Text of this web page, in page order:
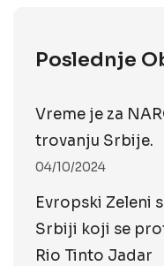
Poslednje
Vreme je za
trovanju Srbije.
04/10/2024
Evropski Zeleni
Srbiji koji se
Rio Tinto Jadar